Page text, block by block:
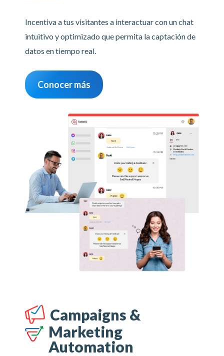
Incentiva a tus visitantes a interactuar con un chat
intuitivo y optimizado que permita la captación de
datos en tiempo real.
Conocer más
Campaigns &
Marketing
Automation